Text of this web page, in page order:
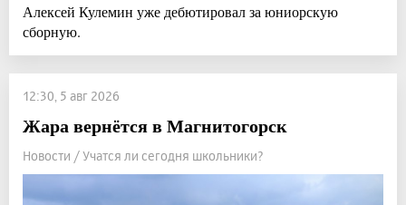
Алексей Кулемин уже дебютировал за юниорскую
сборную.
12:30, 5 авг 2026
Жара вернётся в Магнитогорск
Новости / Учатся ли сегодня школьники?